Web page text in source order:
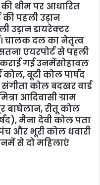
थीम पर आधारित
की पहली उड़ान
उड़ान डायरेक्टर
चालक दल का नेतृत्व
एयरपोर्ट से पहली
कराई गई उनमेंसोहावल
बूटी कोल पार्षद
कोल बदखर वार्ड
आदिवासी ग्राम
बाघेलान, रीतू कोल
मैना देवी कोल पता
और भूरी कोल धवारी
से दो महिलाएं